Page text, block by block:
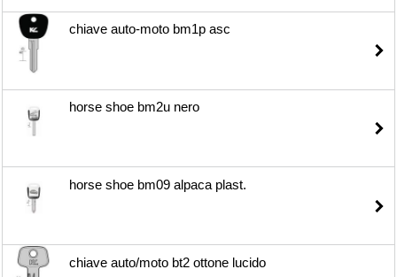
chiave auto-moto bm1p asc
horse shoe bm2u nero
horse shoe bm09 alpaca plast.
chiave auto/moto bt2 ottone lucido